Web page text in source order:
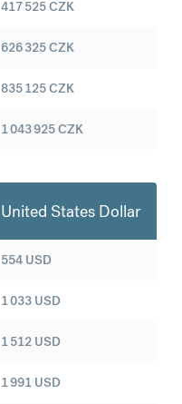
417 525CZK
626 325CZK
835 125CZK
1 043 925CZK
United States Dollar
554 USD
1 033 USD
1 512 USD
1 991 USD